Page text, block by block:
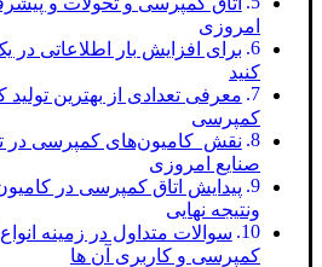
امروزی
برای افزایش بار اطلاعاتی
کنید
معرفی تعدادی از بهترین
کمپرسی
نقش کامیون‌های کمپرسی در
صنایع امروزی
پیدایش اتاق کمپرسی در
ونتیجه نهایی
سوالات متداول در زمینه
کمپرسی و کاربری آن ها